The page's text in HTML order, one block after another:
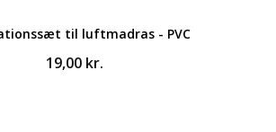
til luftmadras - PVC
19,00 kr.